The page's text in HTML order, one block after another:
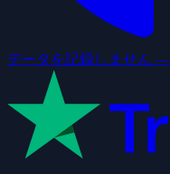
データを記録しません